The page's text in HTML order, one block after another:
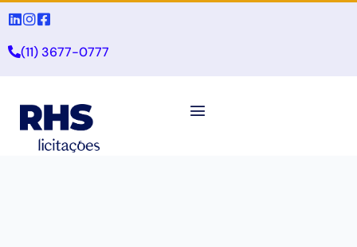
(11) 3677-0777